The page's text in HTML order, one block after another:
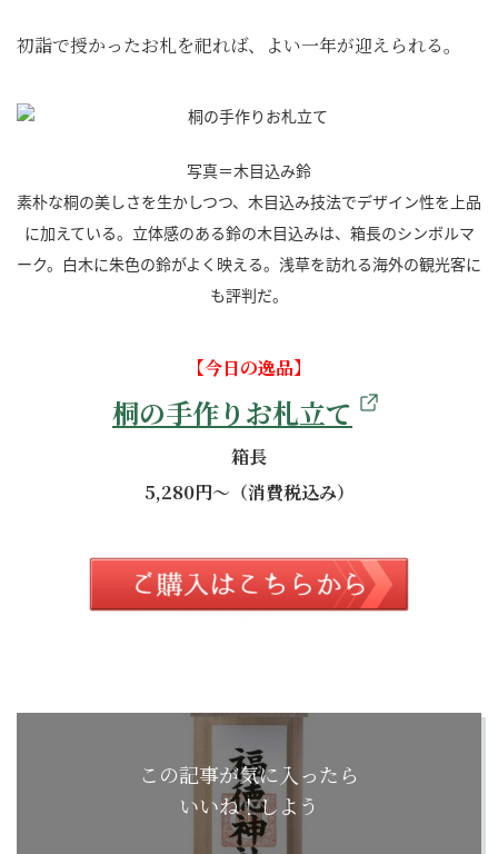
初詣で授かったお札を祀れば、よい一年が迎えられる。
写真＝木目込み鈴
素朴な桐の美しさを生かしつつ、木目込み技法でデザイン性を上品
に加えている。立体感のある鈴の木目込みは、箱長のシンボルマ
ーク。白木に朱色の鈴がよく映える。浅草を訪れる海外の観光客に
も評判だ。
【今日の逸品】
桐の手作りお札立て
箱長
5,280円～（消費税込み）
この記事が気に入ったら
いいね！しよう